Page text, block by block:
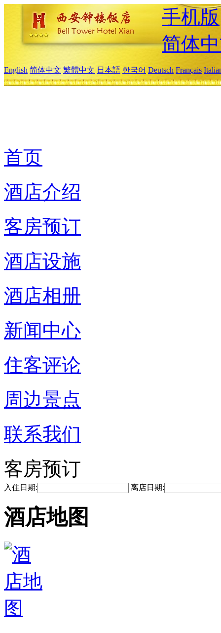
手机版
简体
English 简体中文 繁體中文 日本語 한국어 Deutsch Français
首页
酒店介绍
客房预订
酒店设施
酒店相册
新闻中心
住客评论
周边景点
联系我们
客房预订
入住日期: 离店日期:
酒店地图